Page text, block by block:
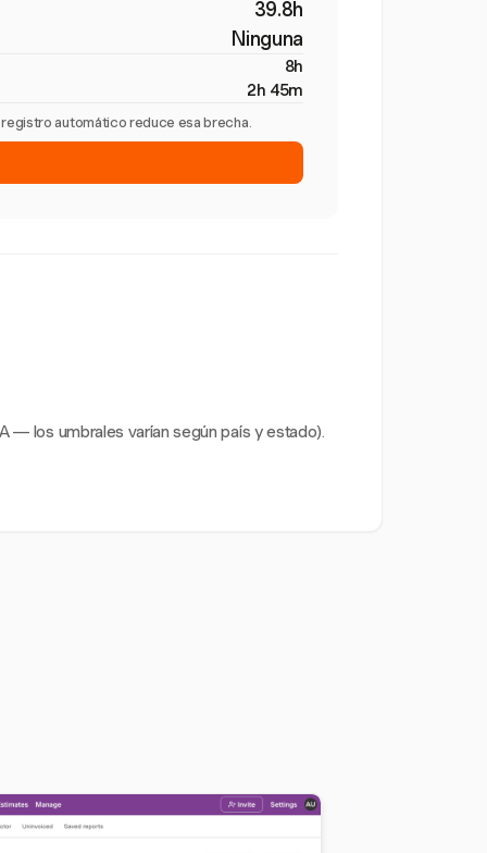
39.8h
Ninguna
8h
2h 45m
registro automático reduce esa brecha.
— los umbrales varían según país y estado).